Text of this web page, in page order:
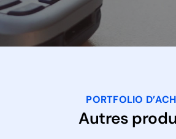
PORTFOLIO
Autres